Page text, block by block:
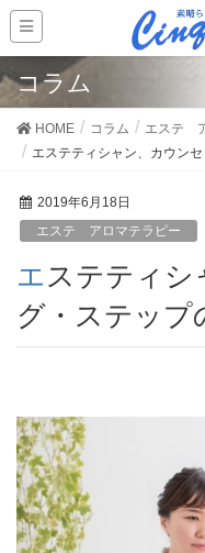
コラム
HOME コラム
エステ
エステティシャン、カウン
2019年6月18日
エステ アロマテラピー
エステティシャン、カウンセリン
グ・ステップ